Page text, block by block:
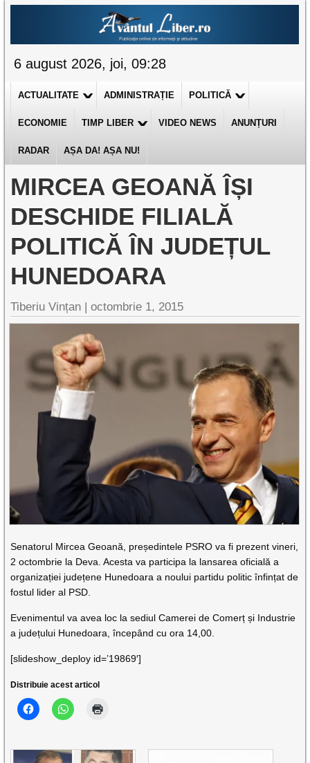
6 august 2026, joi, 09:28
ACTUALITATE ADMINISTRAȚIE POLITICĂ
ECONOMIE TIMP LIBER VIDEO NEWS ANUNȚURI
RADAR AȘA DA! AȘA NU!
MIRCEA GEOANĂ ÎȘI
DESCHIDE FILIALĂ
POLITICĂ ÎN JUDEȚUL
HUNEDOARA
Tiberiu Vințan |octombrie 1, 2015
Senatorul Mircea Geoană, președintele PSRO va fi prezent vineri,
2 octombrie la Deva. Acesta va participa la lansarea oficială a
organizației județene Hunedoara a noului partidu politic înfințat de
fostul lider al PSD.
Evenimentul va avea loc la sediul Camerei de Comerț și Industrie
a județului Hunedoara, începând cu ora 14,00.
[slideshow_deploy id=’19869′]
Distribuie acest articol